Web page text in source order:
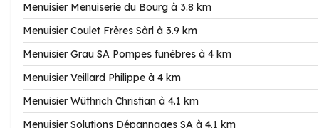
Menuisier Menuiserie du Bourg à 3.8 km
Menuisier Coulet Frères Sàrl à 3.9 km
Menuisier Grau SA Pompes funèbres à 4 km
Menuisier Veillard Philippe à 4 km
Menuisier Wüthrich Christian à 4.1 km
Menuisier Solutions Dépannages SA à 4.1 km